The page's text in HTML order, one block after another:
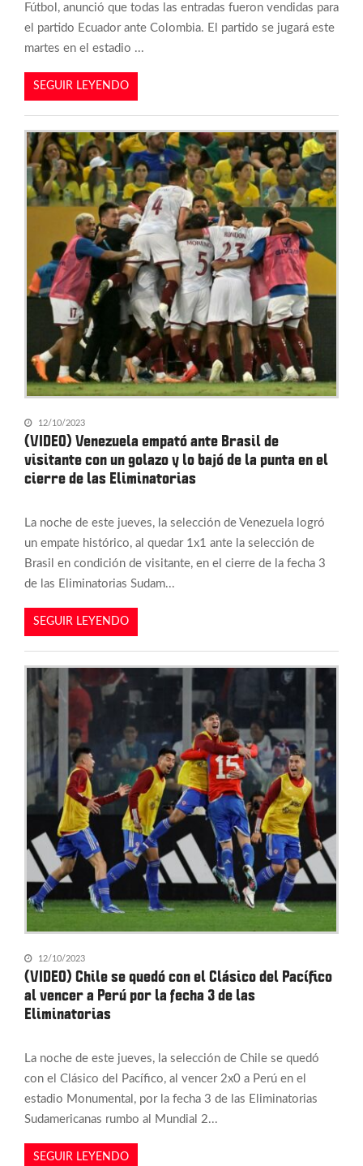
Fútbol, anunció que todas las entradas fueron vendidas para
el partido Ecuador ante Colombia. El partido se jugará este
martes en el estadio ...
SEGUIR LEYENDO
12/10/2023
(VIDEO) Venezuela empató ante Brasil de
visitante con un golazo y lo bajó de la punta en el
cierre de las Eliminatorias
La noche de este jueves, la selección de Venezuela logró
un empate histórico, al quedar 1x1 ante la selección de
Brasil en condición de visitante, en el cierre de la fecha 3
de las Eliminatorias Sudam...
SEGUIR LEYENDO
12/10/2023
(VIDEO) Chile se quedó con el Clásico del Pacífico
al vencer a Perú por la fecha 3 de las
Eliminatorias
La noche de este jueves, la selección de Chile se quedó
con el Clásico del Pacífico, al vencer 2x0 a Perú en el
estadio Monumental, por la fecha 3 de las Eliminatorias
Sudamericanas rumbo al Mundial 2...
SEGUIR LEYENDO